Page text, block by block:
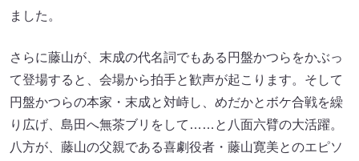
ました。
さらに藤山が、末成の代名詞でもある円盤かつらをかぶっ
て登場すると、会場から拍手と歓声が起こります。そして
円盤かつらの本家・末成と対峙し、めだかとボケ合戦を繰
り広げ、島田へ無茶ブリをして……と八面六臂の大活躍。
八方が、藤山の父親である喜劇役者・藤山寛美とのエピソ